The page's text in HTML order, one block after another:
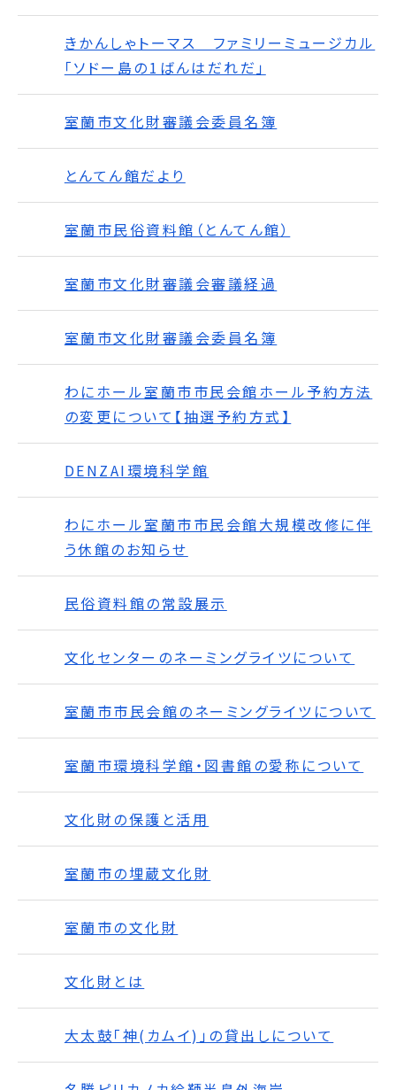
きかんしゃトーマス ファミリーミュージカル
「ソドー島の1ばんはだれだ」
室蘭市文化財審議会委員名簿
とんてん館だより
室蘭市民俗資料館（とんてん館）
室蘭市文化財審議会審議経過
室蘭市文化財審議会委員名簿
わにホール室蘭市市民会館ホール予約方法
の変更について【抽選予約方式】
DENZAI環境科学館
わにホール室蘭市市民会館大規模改修に伴
う休館のお知らせ
民俗資料館の常設展示
文化センターのネーミングライツについて
室蘭市市民会館のネーミングライツについて
室蘭市環境科学館・図書館の愛称について
文化財の保護と活用
室蘭市の埋蔵文化財
室蘭市の文化財
文化財とは
大太鼓「神(カムイ)」の貸出しについて